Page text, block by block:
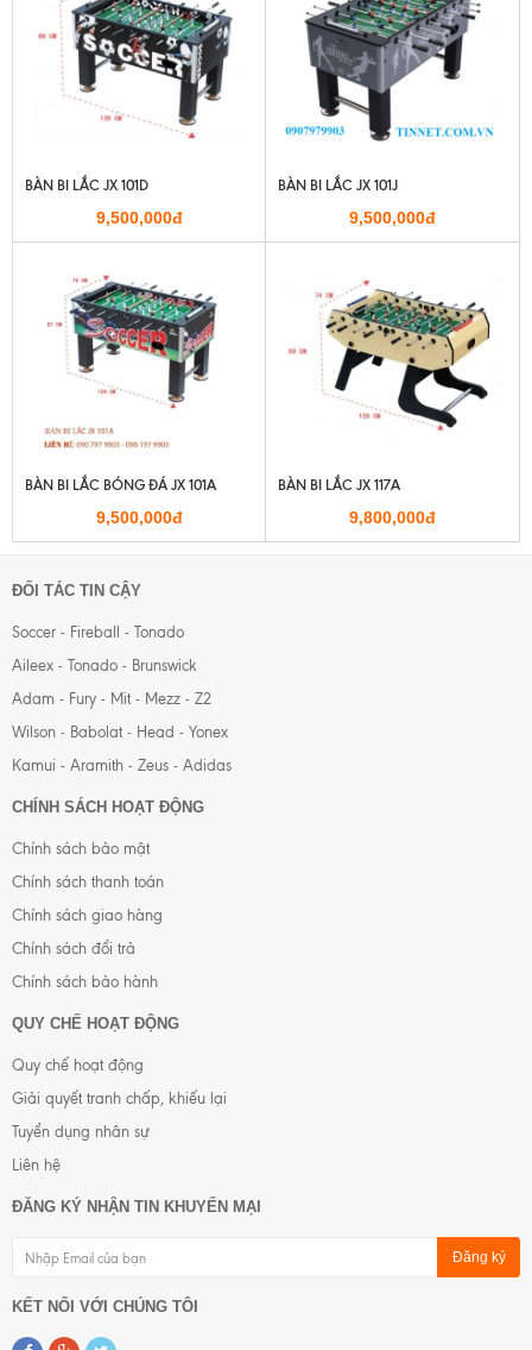
BÀN BI LẮC JX 101D
9,500,000đ
BÀN BI LẮC JX 101J
9,500,000đ
BÀN BI LẮC BÓNG ĐÁ JX 101A
9,500,000đ
BÀN BI LẮC JX 117A
9,800,000đ
ĐỐI TÁC TIN CẬY
Soccer - Fireball - Tonado
Aileex - Tonado - Brunswick
Adam - Fury - Mit - Mezz - Z2
Wilson - Babolat - Head - Yonex
Kamui - Aramith - Zeus - Adidas
CHÍNH SÁCH HOẠT ĐỘNG
Chính sách bảo mật
Chính sách thanh toán
Chính sách giao hàng
Chính sách đổi trả
Chính sách bảo hành
QUY CHẾ HOẠT ĐỘNG
Quy chế hoạt động
Giải quyết tranh chấp, khiếu lại
Tuyển dụng nhân sự
Liên hệ
ĐĂNG KÝ NHẬN TIN KHUYẾN MẠI
Đăng ký
KẾT NỐI VỚI CHÚNG TÔI